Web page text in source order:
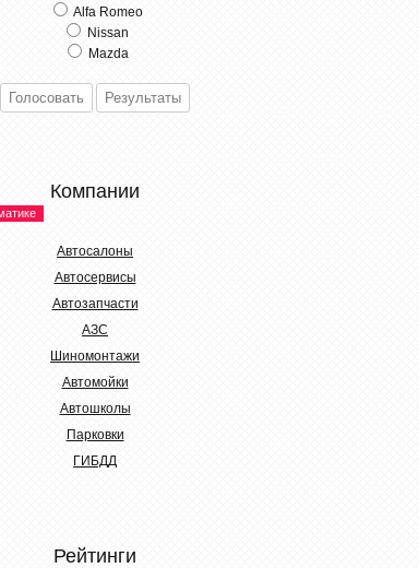
Alfa Romeo
Nissan
Mazda
Компании
Автосалоны
Автосервисы
Автозапчасти
АЗС
Шиномонтажи
Автомойки
Автошколы
Парковки
ГИБДД
Рейтинги